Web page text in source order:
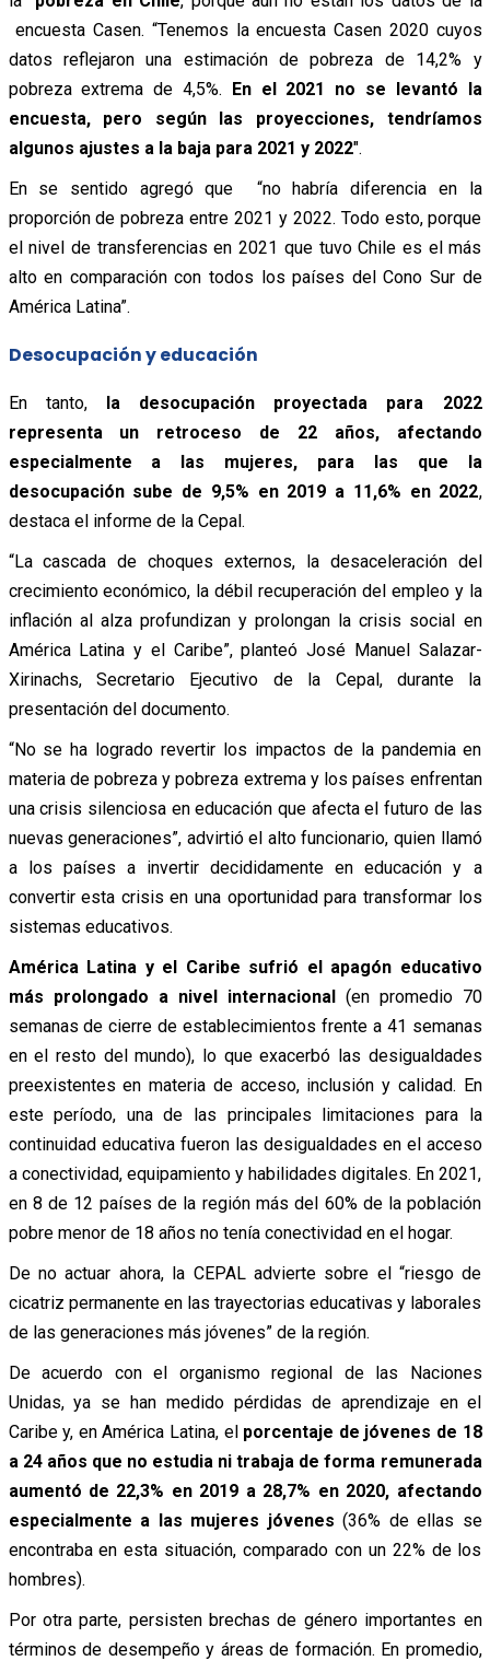
encuesta Casen. “Tenemos la encuesta Casen 2020 cuyos
datos reflejaron una estimación de pobreza de 14,2% y
pobreza extrema de 4,5%. En el 2021 no se levantó la
encuesta, pero según las proyecciones, tendríamos
algunos ajustes a la baja para 2021 y 2022″.
En se sentido agregó que “no habría diferencia en la
proporción de pobreza entre 2021 y 2022. Todo esto, porque
el nivel de transferencias en 2021 que tuvo Chile es el más
alto en comparación con todos los países del Cono Sur de
América Latina”.
Desocupación y educación
En tanto, la desocupación proyectada para 2022
representa un retroceso de 22 años, afectando
especialmente a las mujeres, para las que la
desocupación sube de 9,5% en 2019 a 11,6% en 2022,
destaca el informe de la Cepal.
“La cascada de choques externos, la desaceleración del
crecimiento económico, la débil recuperación del empleo y la
inflación al alza profundizan y prolongan la crisis social en
América Latina y el Caribe”, planteó José Manuel Salazar-
Xirinachs, Secretario Ejecutivo de la Cepal, durante la
presentación del documento.
“No se ha logrado revertir los impactos de la pandemia en
materia de pobreza y pobreza extrema y los países enfrentan
una crisis silenciosa en educación que afecta el futuro de las
nuevas generaciones”, advirtió el alto funcionario, quien llamó
a los países a invertir decididamente en educación y a
convertir esta crisis en una oportunidad para transformar los
sistemas educativos.
América Latina y el Caribe sufrió el apagón educativo
más prolongado a nivel internacional(en promedio 70
semanas de cierre de establecimientos frente a 41 semanas
en el resto del mundo), lo que exacerbó las desigualdades
preexistentes en materia de acceso, inclusión y calidad. En
este período, una de las principales limitaciones para la
continuidad educativa fueron las desigualdades en el acceso
a conectividad, equipamiento y habilidades digitales. En 2021,
en 8 de 12 países de la región más del 60% de la población
pobre menor de 18 años no tenía conectividad en el hogar.
De no actuar ahora, la CEPAL advierte sobre el “riesgo de
cicatriz permanente en las trayectorias educativas y laborales
de las generaciones más jóvenes” de la región.
De acuerdo con el organismo regional de las Naciones
Unidas, ya se han medido pérdidas de aprendizaje en el
Caribe y, en América Latina, el porcentaje de jóvenes de 18
a 24 años que no estudia ni trabaja de forma remunerada
aumentó de 22,3% en 2019 a 28,7% en 2020, afectando
especialmente a las mujeres jóvenes (36% de ellas se
encontraba en esta situación, comparado con un 22% de los
hombres).
Por otra parte, persisten brechas de género importantes en
términos de desempeño y áreas de formación. En promedio,